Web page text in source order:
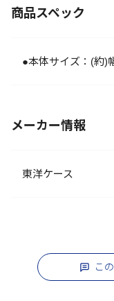
商品スペック
●本体サイズ：(約)
メーカー情報
東洋ケース
こ